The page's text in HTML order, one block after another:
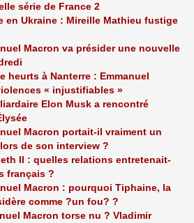
série de France 2
en Ukraine : Mireille Mathieu fustige
Macron va présider une nouvelle
heurts à Nanterre : Emmanuel
« injustifiables »
Elon Musk a rencontré
Macron portait-il vraiment un
de son interview ?
II : quelles relations entretenait-
français ?
Macron : pourquoi Tiphaine, la
comme ?un fou? ?
Macron torse nu ? Vladimir